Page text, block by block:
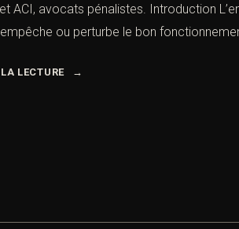
ACI, avocats pénalistes. Introduction
ou perturbe le bon
LECTURE